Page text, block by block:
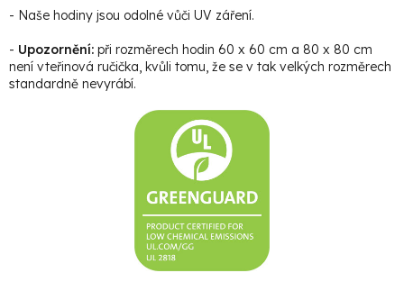
- Naše hodiny jsou odolné vůči UV záření.
- Upozornění: při rozměrech hodin 60 x 60 cm a 80 x 80 cm
není vteřinová ručička, kvůli tomu, že se v tak velkých rozměrech
standardně nevyrábí.